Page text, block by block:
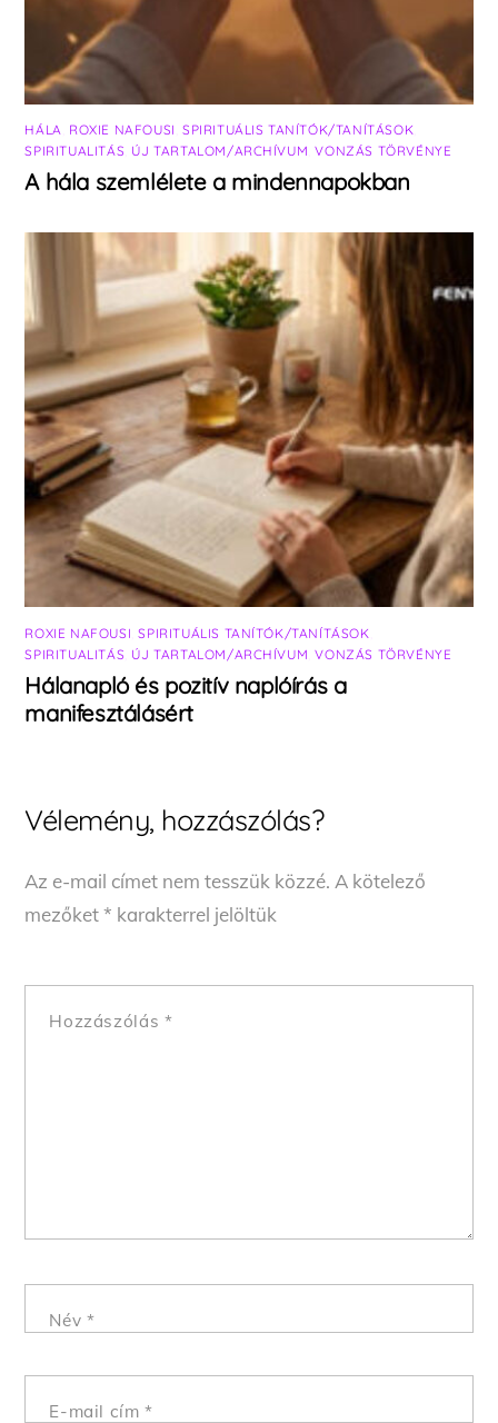
HÁLA ROXIE NAFOUSI SPIRITUÁLIS TANÍTÓK/TANÍTÁSOK
SPIRITUALITÁS ÚJ TARTALOM/ARCHÍVUM ,VONZÁS TÖRVÉNYE
A hála szemlélete a mindennapokban
ROXIE NAFOUSI ,SPIRITUÁLIS TANÍTÓK/TANÍTÁSOK
SPIRITUALITÁS ÚJ TARTALOM/ARCHÍVUM ,VONZÁS TÖRVÉNYE
Hálanapló és pozitív naplóírás a
manifesztálásért
Vélemény, hozzászólás?
Az e-mail címet nem tesszük közzé. A kötelező
mezőket* karakterrel jelöltük
Hozzászólás *
Név *
E-mail cím*